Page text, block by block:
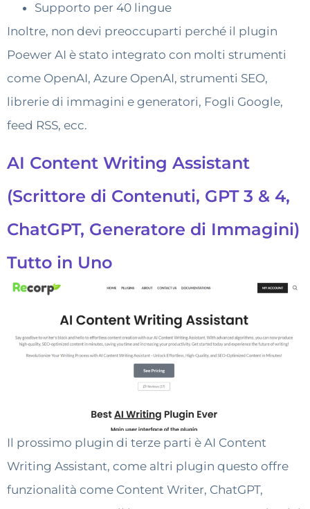
Supporto per 40 lingue
Inoltre, non devi preoccuparti perché il plugin
Poewer AI è stato integrato con molti strumenti
come OpenAI, Azure OpenAI, strumenti SEO,
librerie di immagini e generatori, Fogli Google,
feed RSS, ecc.
AI Content Writing Assistant
(Scrittore di Contenuti, GPT 3 & 4,
ChatGPT, Generatore di Immagini)
Tutto in Uno
Il prossimo plugin di terze parti è AI Content
Writing Assistant, come altri plugin questo offre
funzionalità come Content Writer, ChatGPT,